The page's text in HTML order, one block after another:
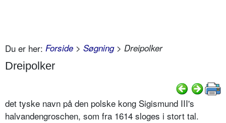
Du er her: Forside > Søgning> Dreipolker
Dreipolker
det tyske navn på den polske kong Sigismund III's
halvandengroschen, som fra 1614 sloges i stort tal.